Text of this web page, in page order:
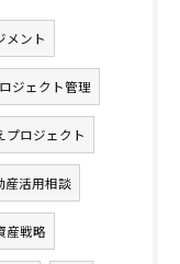
メント
ジェクト管理
プロジェクト
産活用相談
産戦略